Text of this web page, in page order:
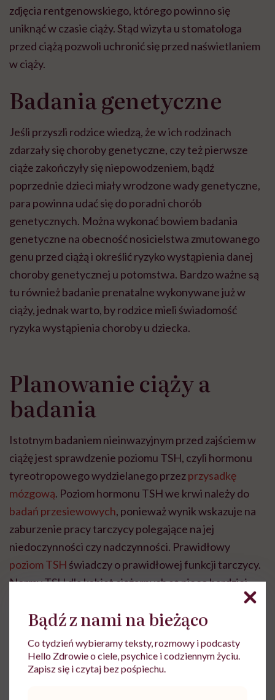
zdjęcia rentgenowskiego, którego powinno się
uniknąć w czasie ciąży. Stąd wizyta u stomatologa
przed ciążą pozwoli uchronić się przed naświetlaniem
w ciąży.
Badania genetyczne
Jeśli przyszli rodzice wiedzą, że w ich rodzinach
zdarzały się choroby genetyczne, czy też pierwsze
ciąże zakończyły się niepowodzeniem, bądź
poprzednie dzieci miały wrodzone wady genetyczne,
para powinna udać się do poradni chorób
genetycznych. Można wykonać bowiem badania
genetyczne na obecność nosicielstwa zmutowanego
genu przed ciążą i określić ryzyko wystąpienia danej
choroby genetycznej u potomstwa. Bardzo ważne są
tu również badanie prenatalne wykonywane już w
ciąży, jednak warto, by rodzice mieli świadomość
ryzyka wystąpienia choroby u dziecka.
Planowanie ciąży a
badania
Istotnym badaniem nieinwazyjnym przed zajściem w
ciążę jest sprawdzenie poziomu TSH, czyli hormonu
tyreotropowego wydzielanego przezprzysadkę
mózgową. Poziom hormonu TSH we krwi należy do
badań przesiewowych, ponieważ wynik wskazuje na
zaburzenie pracy tarczycy polegające na jej
niedoczynności czy nadczynności. Prawidłowy
poziom TSH świadczy o prawidłowej funkcji tarczycy.
Normy TSH dla kobiet ciężarnych są nieco bardziej
Bądź z nami na bieżąco
Co tydzień wybieramy teksty, rozmowy i podcasty
Hello Zdrowie o ciele, psychice i codziennym życiu.
Zapisz się i czytaj bez pośpiechu.